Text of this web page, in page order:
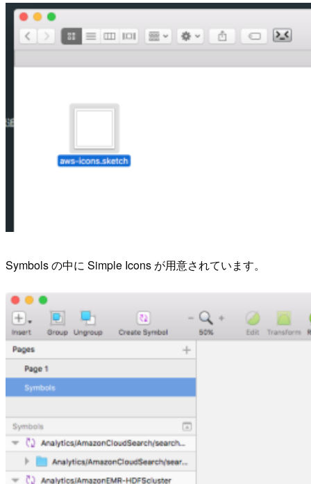
Symbols の中に Simple Icons が用意されています。